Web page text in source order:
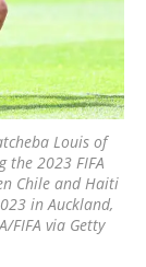
Louis of
2023 FIFA
Chile and Haiti
in Auckland,
FIFA via Getty